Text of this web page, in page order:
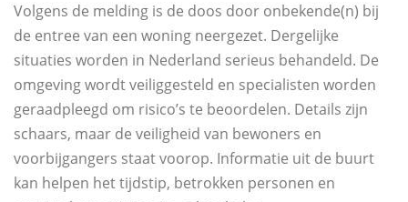
Volgens de melding is de doos door onbekende(n) bij
de entree van een woning neergezet. Dergelijke
situaties worden in Nederland serieus behandeld. De
omgeving wordt veiliggesteld en specialisten worden
geraadpleegd om risico’s te beoordelen. Details zijn
schaars, maar de veiligheid van bewoners en
voorbijgangers staat voorop. Informatie uit de buurt
kan helpen het tijdstip, betrokken personen en